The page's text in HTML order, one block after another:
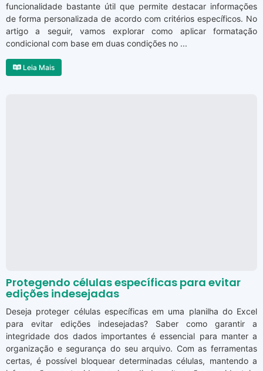
funcionalidade bastante útil que permite destacar informações
de forma personalizada de acordo com critérios específicos. No
artigo a seguir, vamos explorar como aplicar formatação
condicional com base em duas condições no ...
Leia Mais
Protegendo células específicas para evitar
edições indesejadas
Deseja proteger células específicas em uma planilha do Excel
para evitar edições indesejadas? Saber como garantir a
integridade dos dados importantes é essencial para manter a
organização e segurança do seu arquivo. Com as ferramentas
certas, é possível bloquear determinadas células, mantendo a